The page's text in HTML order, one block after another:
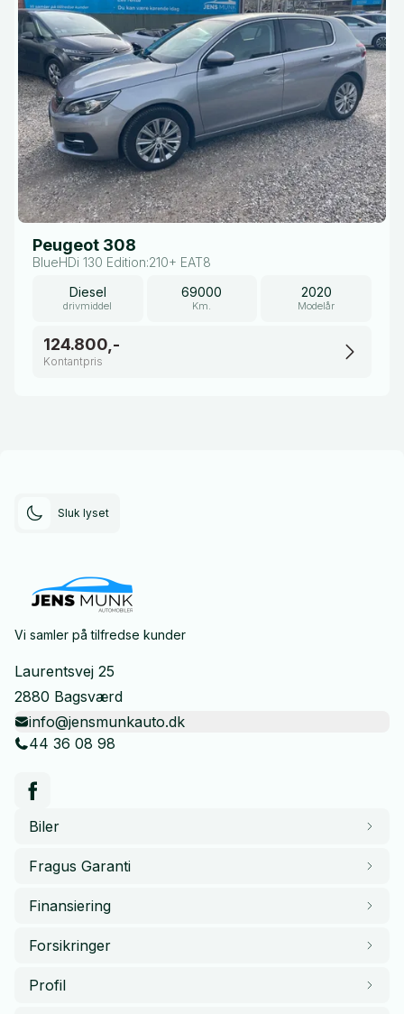
Peugeot 308
BlueHDi 130 Edition:210+ EAT8
Diesel
drivmiddel
69000
Km.
2020
Modelår
124.800,-
Kontantpris
Sluk lyset
Vi samler på tilfredse kunder
Laurentsvej 25
2880 Bagsværd
info@jensmunkauto.dk
44 36 08 98
Biler
Fragus Garanti
Finansiering
Forsikringer
Profil